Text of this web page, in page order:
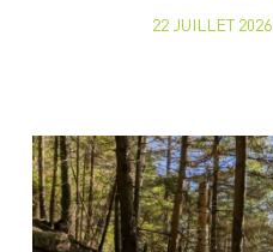
22 JUILLET 2026